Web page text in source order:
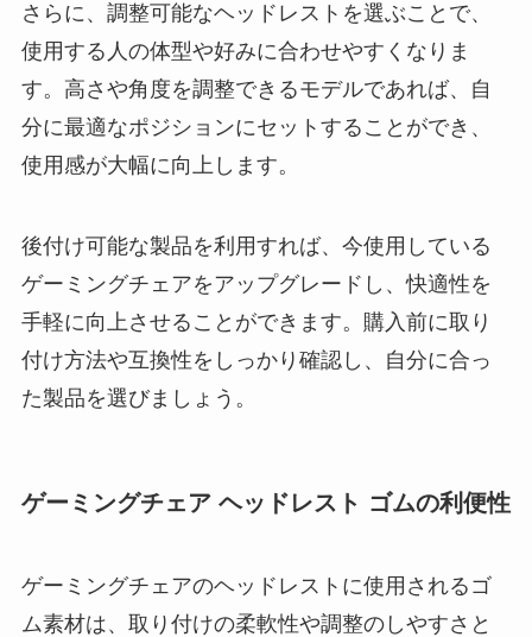
さらに、調整可能なヘッドレストを選ぶことで、
使用する人の体型や好みに合わせやすくなりま
す。高さや角度を調整できるモデルであれば、自
分に最適なポジションにセットすることができ、
使用感が大幅に向上します。
後付け可能な製品を利用すれば、今使用している
ゲーミングチェアをアップグレードし、快適性を
手軽に向上させることができます。購入前に取り
付け方法や互換性をしっかり確認し、自分に合っ
た製品を選びましょう。
ゲーミングチェア ヘッドレスト ゴムの利便性
ゲーミングチェアのヘッドレストに使用されるゴ
ム素材は、取り付けの柔軟性や調整のしやすさと